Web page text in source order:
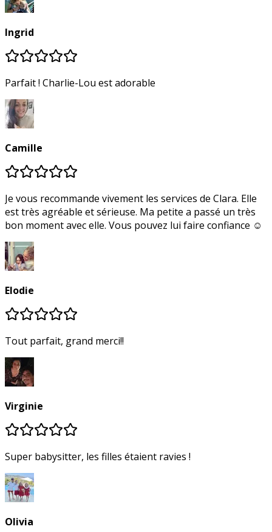
Ingrid
Parfait ! Charlie-Lou est adorable
Camille
Je vous recommande vivement les services de Clara. Elle
est très agréable et sérieuse. Ma petite a passé un très
bon moment avec elle. Vous pouvez lui faire confiance ☺️
Elodie
Tout parfait, grand merci!!
Virginie
Super babysitter, les filles étaient ravies !
Olivia